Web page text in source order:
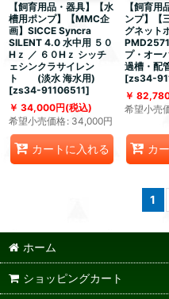
【飼育用品・器具】【水
槽用ポンプ】【MMC企
画】SICCE Syncra
SILENT 4.0 水中用 ５０
Hｚ ／ ６０Hｚ シッチ
ェシンクラサイレン
ト (淡水 海水用)
[zs34-91106511]
34,000円(税込)
希望小売価格: 34,000円
カートに入れる
【飼育用
ンプ】【
グネット
プ・オー
過槽・配
[zs34-
希望小売
カ
1
ホーム
ショッピングカート